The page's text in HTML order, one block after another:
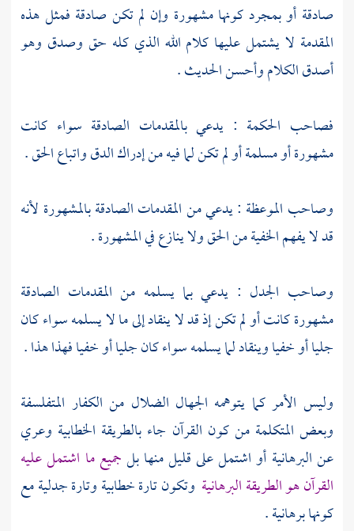
صادقة أو بمجرد كونها مشهورة وإن لم تكن صادقة فمثل هذه
المقدمة لا يشتمل عليها كلام الله الذي كله حق وصدق وهو
أصدق الكلام وأحسن الحديث .
فصاحب الحكمة : يدعي بالمقدمات الصادقة سواء كانت
مشهورة أو مسلمة أو لم تكن لما فيه من إدراك الدق واتباع الحق .
وصاحب الموعظة : يدعي من المقدمات الصادقة بالمشهورة لأنه
قد لا يفهم الخفية من الحق ولا ينازع في المشهورة .
وصاحب الجدل : يدعي بما يسلمه من المقدمات الصادقة
مشهورة كانت أو لم تكن إذ قد لا ينقاد إلى ما لا يسلمه سواء كان
جليا أو خفيا وينقاد لما يسلمه سواء كان جليا أو خفيا فهذا هذا .
وليس الأمر كما يتوهمه الجهال الضلال من الكفار المتفلسفة
وبعض المتكلمة من كون القرآن جاء بالطريقة الخطابية وعري
عن البرهانية أو اشتمل على قليل منها بلجميع ما اشتمل عليه
القرآن هو الطريقة البرهانية وتكون تارة خطابية وتارة جدلية مع
كونها برهانية .